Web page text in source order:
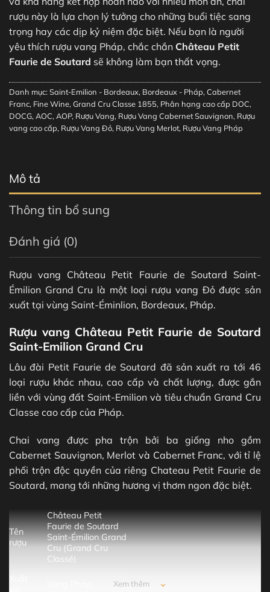
rượu này là lựa chọn lý tưởng cho những buổi tiệc sang
trọng hay các dịp kỷ niệm đặc biệt. Nếu bạn là người
yêu thích rượu vang Pháp, chắc chắn Château Petit
Faurie de Soutard sẽ không làm bạn thất vọng.
Danh mục: Saint-Emilion - Bordeaux, Bordeaux - Pháp, Cabernet
Franc, Fine Wine, Grand Cru Classe 1855, Phân hạng cao cấp DOC,
DOCG, AOC, AOP, Rượu Vang, Rượu Vang Cabernet Sauvignon, Rượu
vang cao cấp, Rượu Vang Đỏ, Rượu Vang Merlot, Rượu Vang Pháp
Mô tả
Thông tin bổ sung
Đánh giá (0)
Rượu vang Château Petit Faurie de Soutard Saint-
Émilion Grand Cru là một loại rượu vang Đỏ được sản
xuất tại vùng Saint-Éminlion, Bordeaux, Pháp.
Rượu vang Château Petit Faurie de Soutard
Saint-Emilion Grand Cru
Lâu đài Petit Faurie de Soutard đã sản xuất ra tới 46
loại rượu khác nhau, cao cấp và chất lượng, được gắn
liền với vùng đất Saint-Emilion và tiêu chuẩn Grand Cru
Classe cao cấp của Pháp.
Chai vang được pha trộn bởi ba giống nho gồm
Cabernet Sauvignon, Merlot và Cabernet Franc, với tỉ lệ
phối trộn độc quyền của riêng Chateau Petit Faurie de
Soutard, mang tới những hương vị thơm ngon đặc biệt.
Tên
rượu
Château Petit
Faurie de Soutard
Saint-Émilion Grand
Cru (Grand Cru
Classé)
Xem thêm